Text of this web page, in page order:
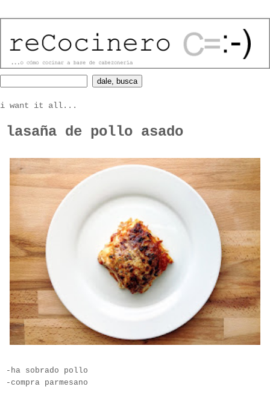
i want it all...
lasaña de pollo asado
-ha sobrado pollo
-compra parmesano